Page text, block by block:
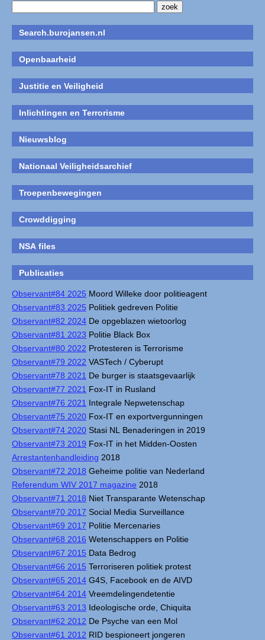
Search.burojansen.nl
Openbaarheid
Justitie en Veiligheid
Inlichtingen en Terrorisme
Nieuwsblog
Nationaal Veiligheidsarchief
Troepenbewegingen
Crowddigging
NSA files
Publicaties
Observant#84 2025 Moord Willeke door politieagent
Observant#83 2025 Politiek gedreven Politie
Observant#82 2024 De opgeblazen wietoorlog
Observant#81 2023 Politie Black Box
Observant#80 2022 Protesteren is Terrorisme
Observant#79 2022 VASTech / Cyberupt
Observant#78 2021 De burger is staatsgevaarlijk
Observant#77 2021 Fox-IT in Rusland
Observant#76 2021 Integrale Nepwetenschap
Observant#75 2020 Fox-IT en exportvergunningen
Observant#74 2020 Stasi NL Benaderingen in 2019
Observant#73 2019 Fox-IT in het Midden-Oosten
Arrestantenhandleiding 2018
Observant#72 2018 Geheime politie van Nederland
Referendum WIV 2017 magazine 2018
Observant#71 2018 Niet Transparante Wetenschap
Observant#70 2017 Social Media Surveillance
Observant#69 2017 Politie Mercenaries
Observant#68 2016 Wetenschappers en Politie
Observant#67 2015 Data Bedrog
Observant#66 2015 Terroriseren politiek protest
Observant#65 2014 G4S, Facebook en de AIVD
Observant#64 2014 Vreemdelingendetentie
Observant#63 2013 Ideologische orde, Chiquita
Observant#62 2012 De Psyche van een Mol
Observant#61 2012 RID bespioneert jongeren